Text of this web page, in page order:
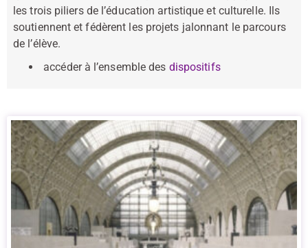
les trois piliers de l’éducation artistique et culturelle. Ils
soutiennent et fédèrent les projets jalonnant le parcours
de l’élève.
accéder à l’ensemble des dispositifs